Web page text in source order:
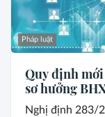
Pháp luật
Quy định
sơ hưởng
Nghị định 283/